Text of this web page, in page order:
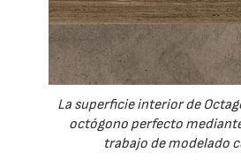
La superficie interior de
octógono perfecto
trabajo de modelado